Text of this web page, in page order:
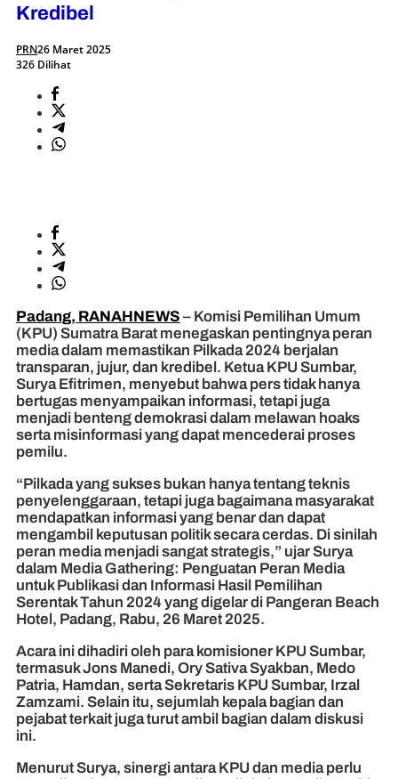
Kredibel
PRN26 Maret 2025
326 Dilihat
Padang, RANAHNEWS – Komisi Pemilihan Umum
(KPU) Sumatra Barat menegaskan pentingnya peran
media dalam memastikan Pilkada 2024 berjalan
transparan, jujur, dan kredibel. Ketua KPU Sumbar,
Surya Efitrimen, menyebut bahwa pers tidak hanya
bertugas menyampaikan informasi, tetapi juga
menjadi benteng demokrasi dalam melawan hoaks
serta misinformasi yang dapat mencederai proses
pemilu.
“Pilkada yang sukses bukan hanya tentang teknis
penyelenggaraan, tetapi juga bagaimana masyarakat
mendapatkan informasi yang benar dan dapat
mengambil keputusan politik secara cerdas. Di sinilah
peran media menjadi sangat strategis,” ujar Surya
dalam Media Gathering: Penguatan Peran Media
untuk Publikasi dan Informasi Hasil Pemilihan
Serentak Tahun 2024 yang digelar di Pangeran Beach
Hotel, Padang, Rabu, 26 Maret 2025.
Acara ini dihadiri oleh para komisioner KPU Sumbar,
termasuk Jons Manedi, Ory Sativa Syakban, Medo
Patria, Hamdan, serta Sekretaris KPU Sumbar, Irzal
Zamzami. Selain itu, sejumlah kepala bagian dan
pejabat terkait juga turut ambil bagian dalam diskusi
ini.
Menurut Surya, sinergi antara KPU dan media perlu